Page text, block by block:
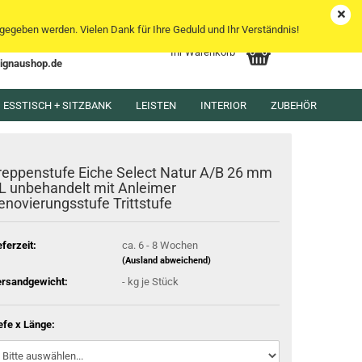
Ihr Warenkorb
werden. Vielen Dank für Ihre Geduld und Ihr Verständnis!
ESSTISCH + SITZBANK LEISTEN INTERIOR ZUBEHÖR
Eiche Select Natur A/B 26 mm
unbehandelt mit Anleimer
Trittstufe
ca. 6 - 8 Wochen
(Ausland abweichend)
- kg je Stück
x Länge: